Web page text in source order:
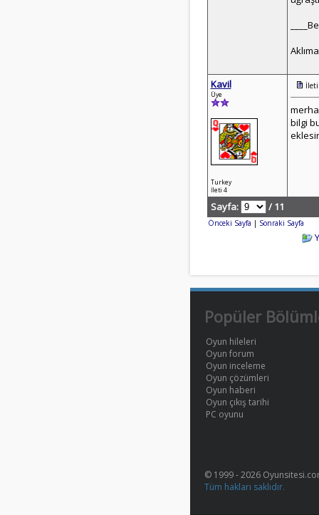
Kavil
Üye
Turkey
İleti 4
bilgi
Sayfa: / 11
Önceki Sayfa | Sonraki Sayfa
Popüler
Oyun hileleri
Oyun forum
Oyun inceleme
Oyun çözümleri
Oyun haberi
Oyun çıkış tarihi
PC oyunu
© 1999 - 2026
Tüm hakları saklıdır.